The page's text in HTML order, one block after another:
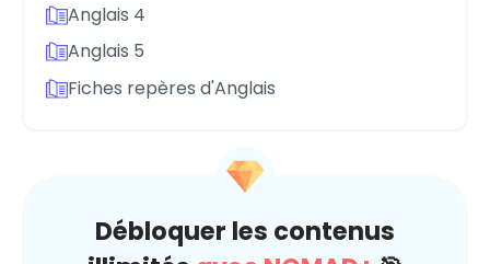
Anglais 4
Anglais 5
Fiches repères d'Anglais
Débloquer les contenus